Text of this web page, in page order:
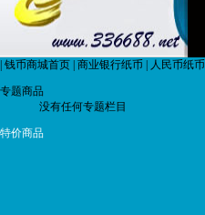
钱币商城首页 商业银行纸币 人民币纸币
专题商品
没有任何专题栏目
特价商品